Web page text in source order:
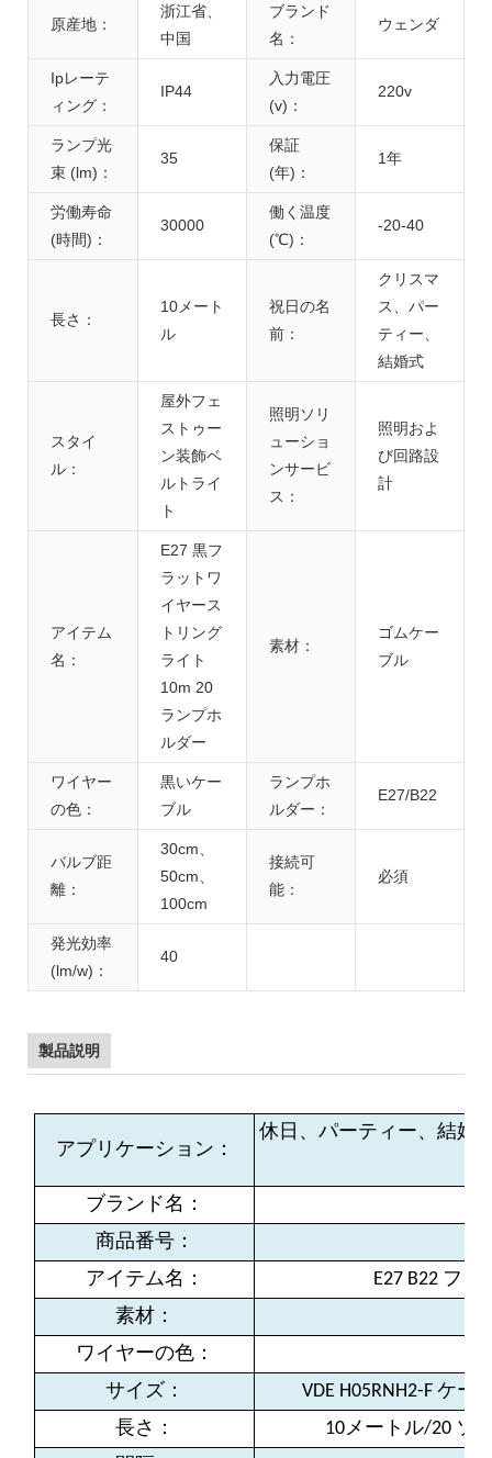
原産地：
浙江省、
中国
ブランド
名：
ウェンダ
Ipレーテ
ィング：
IP44
入力電圧
(v)：
220v
ランプ光
束 (lm)：
35
保証
(年)：
1年
労働寿命
(時間)：
30000
働く温度
(℃)：
-20-40
長さ：
10メート
ル
祝日の名
前：
クリスマ
ス、パー
ティー、
結婚式
スタイ
ル：
屋外フェ
ストゥー
ン装飾ベ
ルトライ
ト
照明ソリ
ューショ
ンサービ
ス：
照明およ
び回路設
計
アイテム
名：
E27 黒フ
ラットワ
イヤース
トリング
ライト
10m 20
ランプホ
ルダー
素材：
ゴムケー
ブル
ワイヤー
の色：
黒いケー
ブル
ランプホ
ルダー：
E27/B22
バルブ距
離：
30cm、
50cm、
100cm
接続可
能：
必須
発光効率
(lm/w)：
40
製品説明
アプリケーション：
休日、パーティー、結婚
ブランド名：
商品番号：
アイテム名：
E27 B22 フ
素材：
ワイヤーの色：
サイズ：
VDE H05RNH2-F ケ
長さ：
10メートル/20 ソ